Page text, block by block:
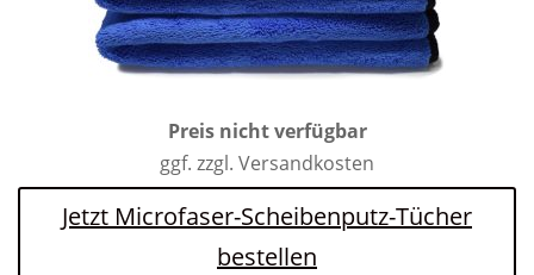
Preis nicht verfügbar
ggf. zzgl. Versandkosten
Jetzt Microfaser-Scheibenputz-Tücher
bestellen